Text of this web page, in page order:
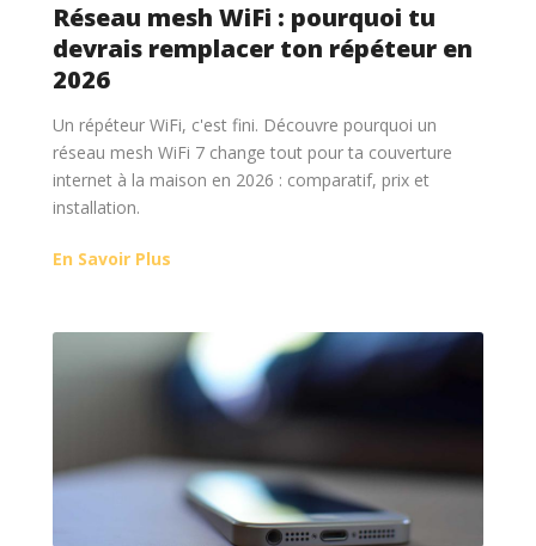
Réseau mesh WiFi : pourquoi tu
devrais remplacer ton répéteur en
2026
Un répéteur WiFi, c'est fini. Découvre pourquoi un
réseau mesh WiFi 7 change tout pour ta couverture
internet à la maison en 2026 : comparatif, prix et
installation.
En Savoir Plus